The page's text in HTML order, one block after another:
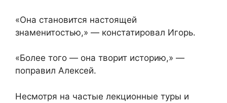
«Она становится настоящей
знаменитостью,» — констатировал Игорь.
«Более того — она творит историю,» —
поправил Алексей.
Несмотря на частые лекционные туры и